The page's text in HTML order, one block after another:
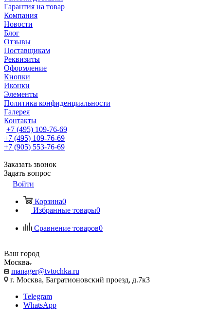
Гарантия на товар
Компания
Новости
Блог
Отзывы
Поставщикам
Реквизиты
Оформление
Кнопки
Иконки
Элементы
Политика конфиденциальности
Галерея
Контакты
+7 (495) 109-76-69
+7 (495) 109-76-69
+7 (905) 553-76-69
Заказать звонок
Задать вопрос
Войти
Корзина0
Избранные товары0
Сравнение товаров0
Ваш город
Москва
manager@tvtochka.ru
г. Москва, Багратионовский проезд, д.7к3
Telegram
WhatsApp